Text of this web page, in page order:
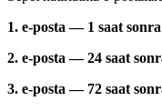
1. e-posta — 1 saat
2. e-posta — 24 saat
3. e-posta — 72 saat